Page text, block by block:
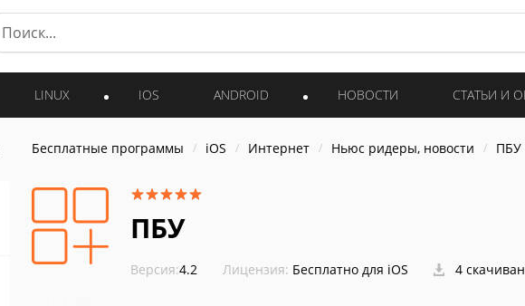
LINUX IOS ANDROID НОВОСТИ СТАТЬИ И
Бесплатные программы iOS Интернет Ньюс ридеры, новости ПБУ
ПБУ
Версия:4.2 Лицензия: Бесплатно для iOS 4